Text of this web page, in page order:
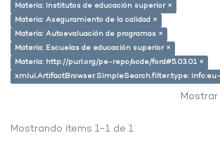
Materia: Institutos de educación superior ×
Materia: Aseguramiento de la calidad ×
Materia: Autoevaluación de programas ×
Materia: Escuelas de educación superior ×
Materia: http://purl.org/pe-repo/ocde/ford#5.03.01 ×
xmlui.ArtifactBrowser.SimpleSearch.filter.type:
Mostrando ítems 1-1 de 1